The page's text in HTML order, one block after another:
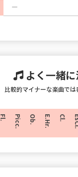
よく一緒
比較的マイナーな楽曲で
Fl. Picc. Ob. E.Hr. Cl.